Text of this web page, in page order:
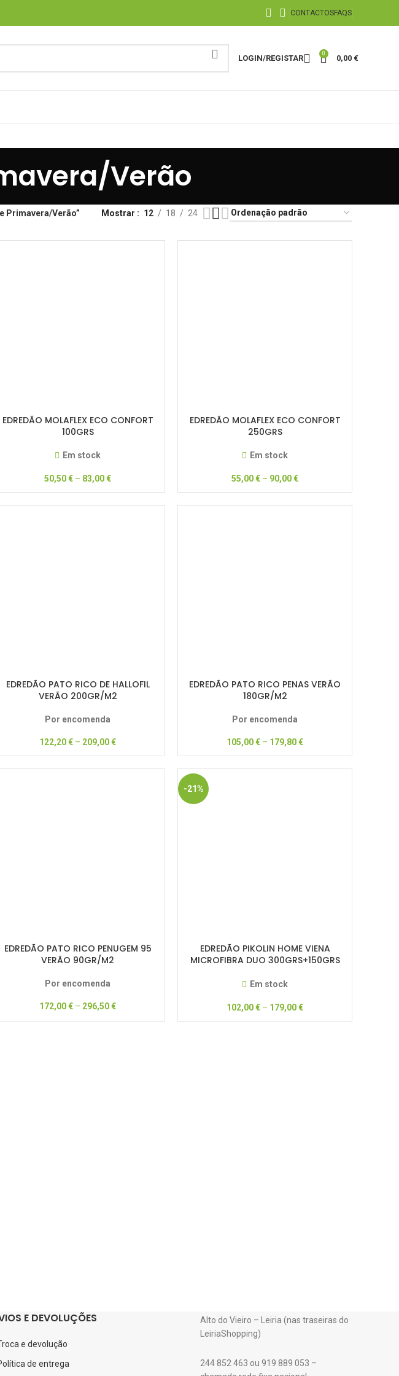
CONTACTOSFAQS
LOGIN/REGISTAR
0
0,00 €
Verão
Primavera/Verão” Mostrar 12 18 24
EDREDÃO MOLAFLEX ECO CONFORT
100GRS
Em stock
50,50€ – 83,00€
EDREDÃO MOLAFLEX ECO CONFORT
250GRS
Em stock
55,00€ – 90,00€
EDREDÃO PATO RICO DE HALLOFIL
VERÃO 200GR/M2
Por encomenda
122,20€ – 209,00€
EDREDÃO PATO RICO PENAS VERÃO
180GR/M2
Por encomenda
105,00€ – 179,80€
EDREDÃO PATO RICO PENUGEM 95
VERÃO 90GR/M2
Por encomenda
172,00€ – 296,50€
-21%
EDREDÃO PIKOLIN HOME VIENA
MICROFIBRA DUO 300GRS+150GRS
Em stock
102,00€ – 179,00€
E DEVOLUÇÕES
e devolução
de entrega
Alto do Vieiro – Leiria (nas traseiras do
LeiriaShopping)
244 852 463 ou 919 889 053 –